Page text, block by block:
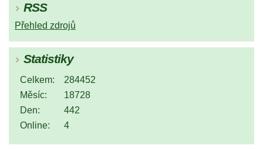
RSS
Přehled zdrojů
Statistiky
Online: 4
Celkem:
284452
Měsíc:
18728
Den:
442